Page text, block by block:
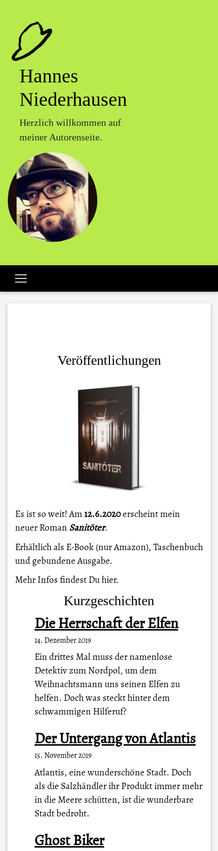
Hannes
Niederhausen
Herzlich willkommen auf
meiner Autorenseite.
Veröffentlichungen
Es ist so weit! Am12.6.2020erscheint mein
neuer Roman Sanitöter.
Erhältlich als E-Book (nur Amazon), Taschenbuch
und gebundene Ausgabe.
Mehr Infos findest Duhier.
Kurzgeschichten
Die Herrschaft der Elfen
14. Dezember 2019
Ein drittes Mal muss der namenlose
Detektiv zum Nordpol, um dem
Weihnachtsmann uns seinen Elfen zu
helfen. Doch was steckt hinter dem
schwammigen Hilferuf?
Der Untergang von Atlantis
15. November 2019
Atlantis, eine wunderschöne Stadt. Doch
als die Salzhändler ihr Produkt immer mehr
in die Meere schütten, ist die wunderbare
Stadt bedroht.
Ghost Biker